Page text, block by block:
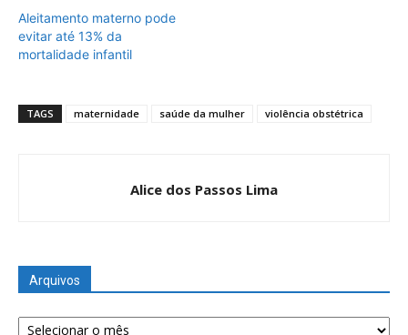
Aleitamento materno pode
evitar até 13% da
mortalidade infantil
TAGS maternidade saúde da mulher violência obstétrica
Alice dos Passos Lima
Arquivos
Arquivos